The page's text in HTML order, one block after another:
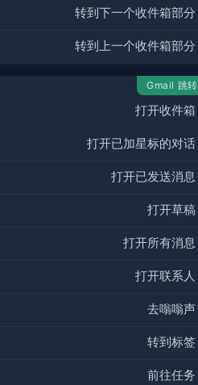
转到下一个收件箱部分
转到上一个收件箱部分
Gmail 跳转
打开收件箱
打开已加星标的对话
打开已发送消息
打开草稿
打开所有消息
打开联系人
去嗡嗡声
转到标签
前往任务